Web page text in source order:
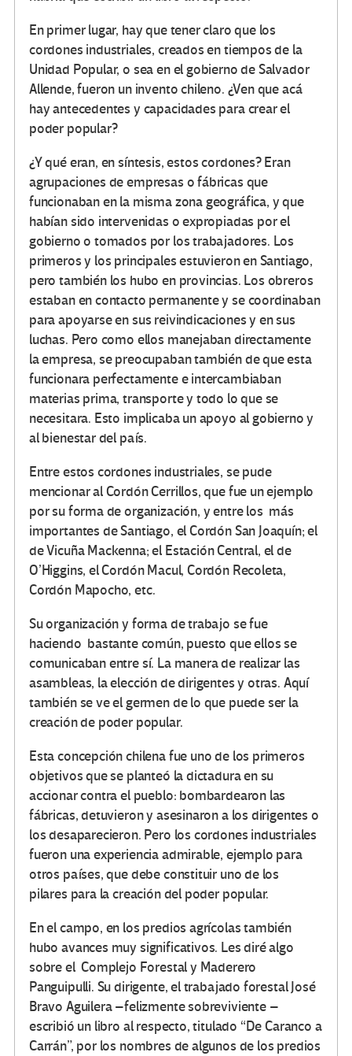
En primer lugar, hay que tener claro que los
cordones industriales, creados en tiempos de la
Unidad Popular, o sea en el gobierno de Salvador
Allende, fueron un invento chileno. ¿Ven que acá
hay antecedentes y capacidades para crear el
poder popular?
¿Y qué eran, en síntesis, estos cordones? Eran
agrupaciones de empresas o fábricas que
funcionaban en la misma zona geográfica, y que
habían sido intervenidas o expropiadas por el
gobierno o tomados por los trabajadores. Los
primeros y los principales estuvieron en Santiago,
pero también los hubo en provincias. Los obreros
estaban en contacto permanente y se coordinaban
para apoyarse en sus reivindicaciones y en sus
luchas. Pero como ellos manejaban directamente
la empresa, se preocupaban también de que esta
funcionara perfectamente e intercambiaban
materias prima, transporte y todo lo que se
necesitara. Esto implicaba un apoyo al gobierno y
al bienestar del país.
Entre estos cordones industriales, se pude
mencionar al Cordón Cerrillos, que fue un ejemplo
por su forma de organización, y entre los más
importantes de Santiago, el Cordón San Joaquín; el
de Vicuña Mackenna; el Estación Central, el de
O’Higgins, el Cordón Macul, Cordón Recoleta,
Cordón Mapocho, etc.
Su organización y forma de trabajo se fue
haciendo bastante común, puesto que ellos se
comunicaban entre sí. La manera de realizar las
asambleas, la elección de dirigentes y otras. Aquí
también se ve el germen de lo que puede ser la
creación de poder popular.
Esta concepción chilena fue uno de los primeros
objetivos que se planteó la dictadura en su
accionar contra el pueblo: bombardearon las
fábricas, detuvieron y asesinaron a los dirigentes o
los desaparecieron. Pero los cordones industriales
fueron una experiencia admirable, ejemplo para
otros países, que debe constituir uno de los
pilares para la creación del poder popular.
En el campo, en los predios agrícolas también
hubo avances muy significativos. Les diré algo
sobre el Complejo Forestal y Maderero
Panguipulli. Su dirigente, el trabajado forestal José
Bravo Aguilera –felizmente sobreviviente –
escribió un libro al respecto, titulado “De Caranco a
Carrán”, por los nombres de algunos de los predios